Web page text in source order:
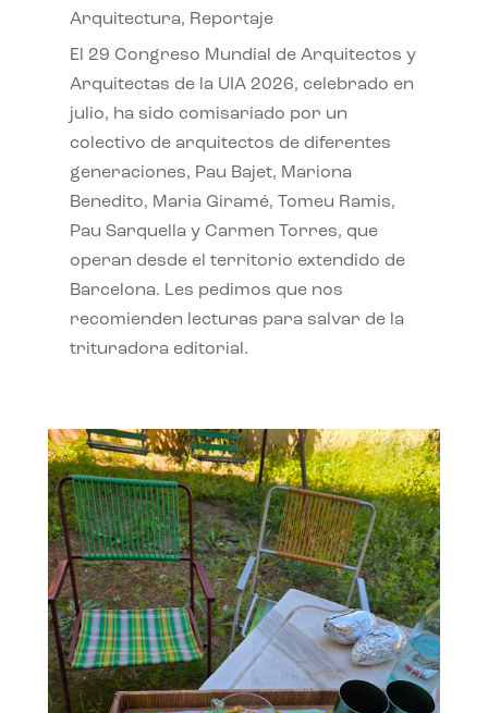
Arquitectura, Reportaje
El 29 Congreso Mundial de Arquitectos y
Arquitectas de la UIA 2026, celebrado en
julio, ha sido comisariado por un
colectivo de arquitectos de diferentes
generaciones, Pau Bajet, Mariona
Benedito, Maria Giramé, Tomeu Ramis,
Pau Sarquella y Carmen Torres, que
operan desde el territorio extendido de
Barcelona. Les pedimos que nos
recomienden lecturas para salvar de la
trituradora editorial.